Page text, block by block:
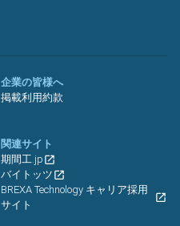
企業の皆様へ
掲載利用約款
関連サイト
期間工.jp
バイトッツ
BREXA Technology キャリア採用
サイト